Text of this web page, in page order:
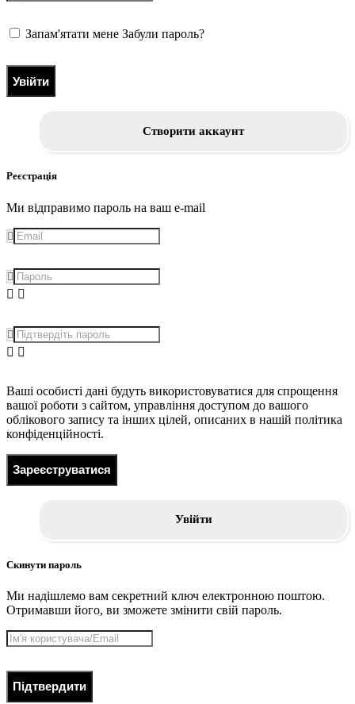
Запам'ятати мене Забули пароль?
Увійти
Створити аккаунт
Реєстрація
Ми відправимо пароль на ваш e-mail
Ваші особисті дані будуть використовуватися для спрощення
вашої роботи з сайтом, управління доступом до вашого
облікового запису та інших цілей, описаних в нашій політика
конфіденційності.
Зареєструватися
Увійти
Скинути пароль
Ми надішлемо вам секретний ключ електронною поштою.
Отримавши його, ви зможете змінити свій пароль.
Підтвердити